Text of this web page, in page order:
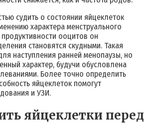
судить о состоянии яйцеклеток
характера менструального
ооцитов он
становятся скудными. Такая
наступления ранней менопаузы, но
характер, будучи обусловлена
Более точно определить
яйцеклеток помогут
и УЗИ.
яйцеклетки перед